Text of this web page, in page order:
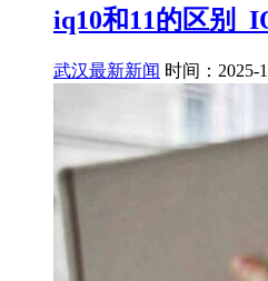
iq10和11的区别
武汉最新新闻 时间：2025-